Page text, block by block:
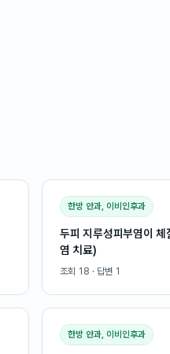
한방 안과, 이비인후과
두피 지루성피부염이
염 치료)
조회 18 · 답변 1
한방 안과, 이비인후과